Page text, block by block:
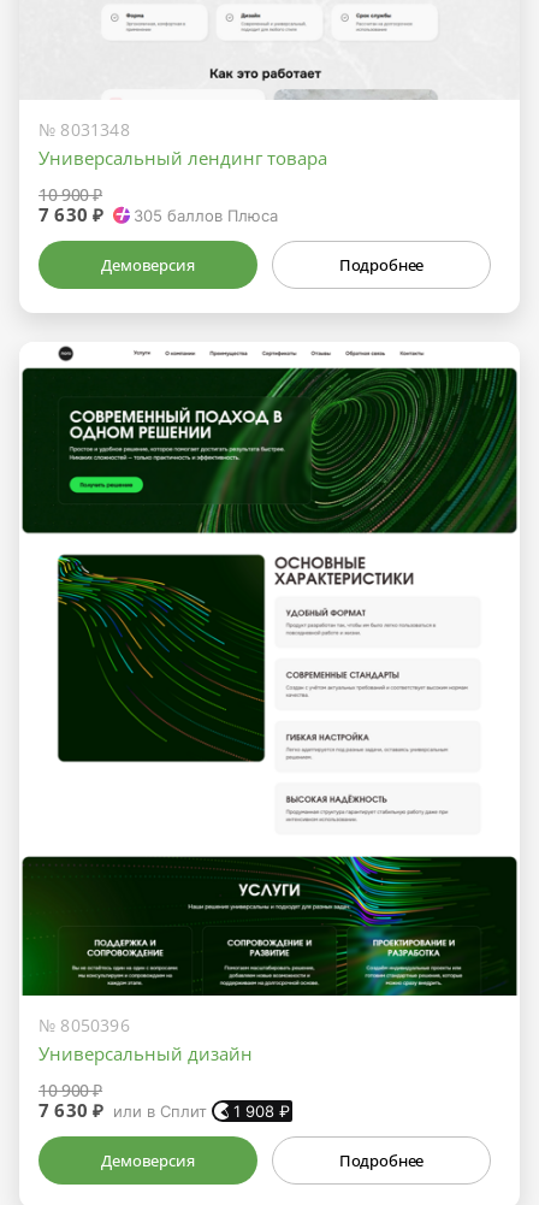
№ 8031348
Универсальный лендинг товара
10 900 ₽
7 630 ₽ 305 баллов Плюса
Демоверсия Подробнее
№ 8050396
Универсальный дизайн
10 900 ₽
7 630 ₽ или в Сплит 1 908 ₽
Демоверсия Подробнее